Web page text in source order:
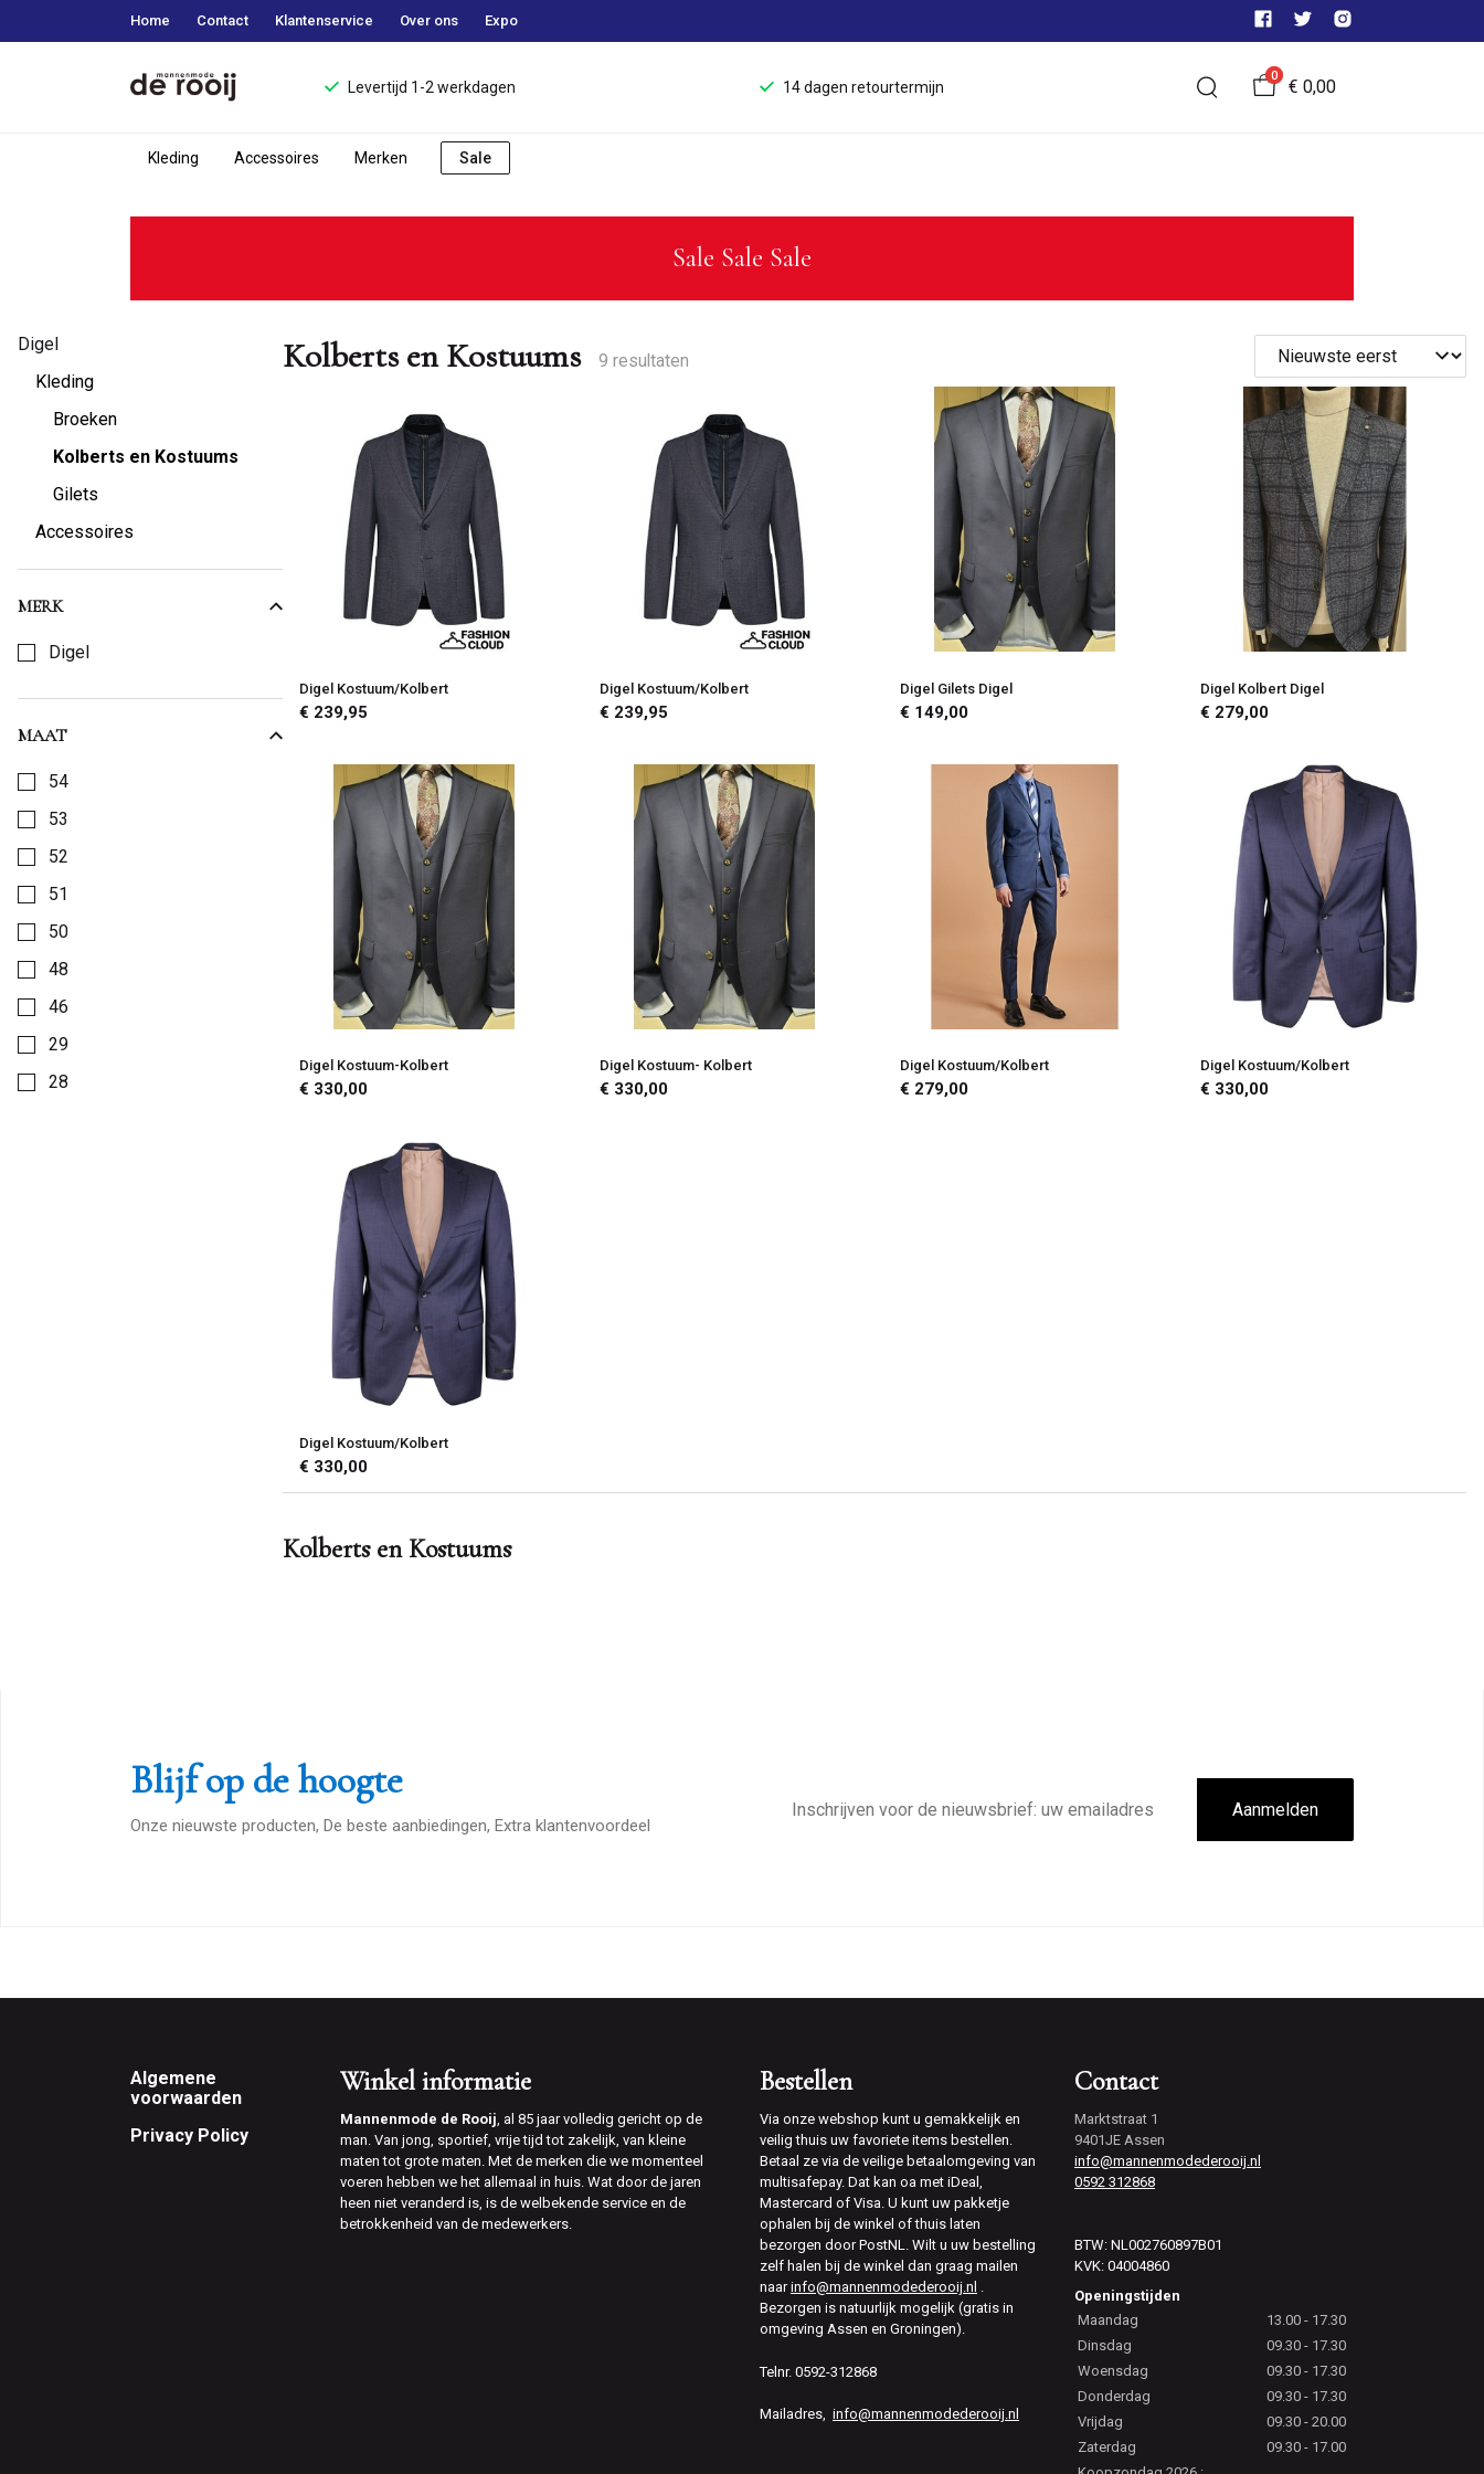
Home Contact Klantenservice Over ons Expo
Levertijd 1-2 werkdagen 14 dagen retourtermijn
0
€ 0,00
Kleding Accessoires Merken Sale
Kolberts
Kostuums
Mannenmode
Rooij
Sale Sale Sale
Digel
Kleding
Broeken
Kolberts en Kostuums
Gilets
Accessoires
MERK
Digel
MAAT
54
53
52
51
50
48
46
29
28
Kolberts en Kostuums 9 resultaten
Digel Kostuum/Kolbert
€ 239,95
Digel Kostuum/Kolbert
€ 239,95
Digel Gilets Digel
€ 149,00
Digel Kolbert Digel
€ 279,00
Digel Kostuum-Kolbert
€ 330,00
Digel Kostuum- Kolbert
€ 330,00
Digel Kostuum/Kolbert
€ 279,00
Digel Kostuum/Kolbert
€ 330,00
Digel Kostuum/Kolbert
€ 330,00
Kolberts en Kostuums
Blijf op de hoogte
Onze nieuwste producten, De beste aanbiedingen, Extra klantenvoordeel
mailadres
Aanmelden
Footer
Algemene
voorwaarden
Privacy Policy
Winkel informatie
Mannenmode de Rooij, al 85 jaar volledig gericht op de
man. Van jong, sportief, vrije tijd tot zakelijk, van kleine
maten tot grote maten. Met de merken die we momenteel
voeren hebben we het allemaal in huis. Wat door de jaren
heen niet veranderd is, is de welbekende service en de
betrokkenheid van de medewerkers.
Bestellen
Via onze webshop kunt u gemakkelijk en
veilig thuis uw favoriete items bestellen.
Betaal ze via de veilige betaalomgeving van
multisafepay. Dat kan oa met iDeal,
Mastercard of Visa. U kunt uw pakketje
ophalen bij de winkel of thuis laten
bezorgen door PostNL. Wilt u uw bestelling
zelf halen bij de winkel dan graag mailen
naarinfo@mannenmodederooij.nl .
Bezorgen is natuurlijk mogelijk (gratis in
omgeving Assen en Groningen).
Telnr. 0592-312868
Mailadres, info@mannenmodederooij.nl
Contact
Marktstraat 1
9401JE Assen
info@mannenmodederooij.nl
0592 312868
BTW: NL002760897B01
KVK: 04004860
Openingstijden
Maandag
13.00 - 17.30
Dinsdag
09.30 - 17.30
Woensdag
09.30 - 17.30
Donderdag
09.30 - 17.30
Vrijdag
09.30 - 20.00
Zaterdag
09.30 - 17.00